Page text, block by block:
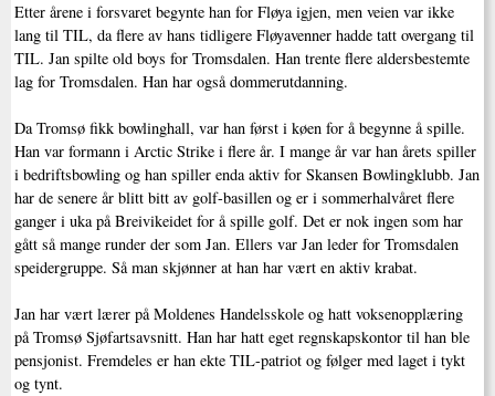
Etter årene i forsvaret begynte han for Fløya igjen, men veien var ikke
lang til TIL, da flere av hans tidligere Fløyavenner hadde tatt overgang til
TIL. Jan spilte old boys for Tromsdalen. Han trente flere aldersbestemte
lag for Tromsdalen. Han har også dommerutdanning.
Da Tromsø fikk bowlinghall, var han først i køen for å begynne å spille.
Han var formann i Arctic Strike i flere år. I mange år var han årets spiller
i bedriftsbowling og han spiller enda aktiv for Skansen Bowlingklubb. Jan
har de senere år blitt bitt av golf-basillen og er i sommerhalvåret flere
ganger i uka på Breivikeidet for å spille golf. Det er nok ingen som har
gått så mange runder der som Jan. Ellers var Jan leder for Tromsdalen
speidergruppe. Så man skjønner at han har vært en aktiv krabat.
Jan har vært lærer på Moldenes Handelsskole og hatt voksenopplæring
på Tromsø Sjøfartsavsnitt. Han har hatt eget regnskapskontor til han ble
pensjonist. Fremdeles er han ekte TIL-patriot og følger med laget i tykt
og tynt.